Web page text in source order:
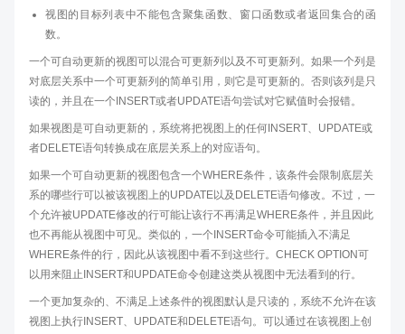
视图的目标列表中不能包含聚集函数、窗口函数或者返回集合的函
数。
一个可自动更新的视图可以混合可更新列以及不可更新列。如果一个列是
对底层关系中一个可更新列的简单引用，则它是可更新的。否则该列是只
读的，并且在一个INSERT或者UPDATE语句尝试对它赋值时会报错。
如果视图是可自动更新的，系统将把视图上的任何INSERT、UPDATE或
者DELETE语句转换成在底层关系上的对应语句。
如果一个可自动更新的视图包含一个WHERE条件，该条件会限制底层关
系的哪些行可以被该视图上的UPDATE以及DELETE语句修改。不过，一
个允许被UPDATE修改的行可能让该行不再满足WHERE条件，并且因此
也不再能从视图中可见。类似的，一个INSERT命令可能插入不满足
WHERE条件的行，因此从该视图中看不到这些行。CHECK OPTION可
以用来阻止INSERT和UPDATE命令创建这类从视图中无法看到的行。
一个更加复杂的、不满足上述条件的视图默认是只读的，系统不允许在该
视图上执行INSERT、UPDATE和DELETE语句。可以通过在该视图上创